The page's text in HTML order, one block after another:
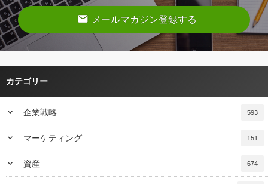
email メールマガジン登録する
カテゴリー
keyboard_arrow_down 企業戦略 593
keyboard_arrow_down マーケティング 151
keyboard_arrow_down 資産 674